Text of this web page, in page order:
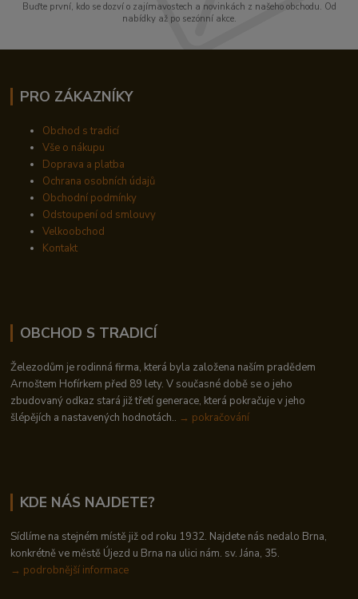
Buďte první, kdo se dozví o zajímavostech a novinkách z našeho obchodu. Od
nabídky až po sezónní akce.
PRO ZÁKAZNÍKY
Obchod s tradicí
Vše o nákupu
Doprava a platba
Ochrana osobních údajů
Obchodní podmínky
Odstoupení od smlouvy
Velkoobchod
Kontakt
OBCHOD S TRADICÍ
Železodům je rodinná firma, která byla založena naším pradědem
Arnoštem Hofírkem před 89 lety. V současné době se o jeho
zbudovaný odkaz stará již třetí generace, která pokračuje v jeho
šlépějích a nastavených hodnotách.. → pokračování
KDE NÁS NAJDETE?
Sídlíme na stejném místě již od roku 1932. Najdete nás nedalo Brna,
konkrétně ve městě Újezd u Brna na ulici nám. sv. Jána, 35.
→ podrobnější informace